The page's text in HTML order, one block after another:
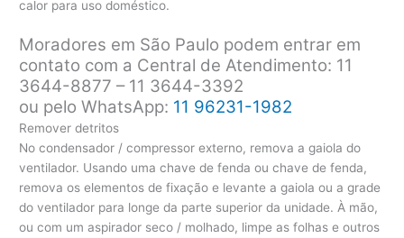
calor para uso doméstico.
Moradores em São Paulo podem entrar em
contato com a Central de Atendimento: 11
3644-8877 – 11 3644-3392
ou pelo WhatsApp: 11 96231-1982
Remover detritos
No condensador / compressor externo, remova a gaiola do
ventilador. Usando uma chave de fenda ou chave de fenda,
remova os elementos de fixação e levante a gaiola ou a grade
do ventilador para longe da parte superior da unidade. À mão,
ou com um aspirador seco / molhado, limpe as folhas e outros